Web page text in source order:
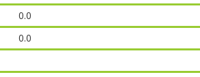
0.0
0.0